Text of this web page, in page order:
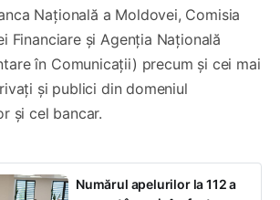
Națională a Moldovei, Comisia
Financiare și Agenția Națională
în Comunicații) precum și cei mai
și publici din domeniul
și cel bancar.
Numărul apelurilor la 112 a